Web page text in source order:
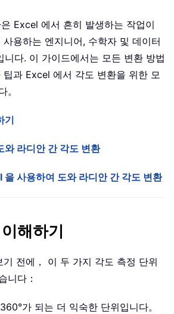
Excel 에서 흔히 발생하는 작업이
용하는 엔지니어, 수학자 및 데이터
니다. 이 가이드에서는 모든 변환 방법
팁과 Excel 에서 각도 변환을 위한 모
。
기
와 라디안 간 각도 변환
사용하여 도와 라디안 간 각도 변환
해하기
전에， 이 두 가지 각도 측정 단위
니다：
가 되는 더 익숙한 단위입니다。